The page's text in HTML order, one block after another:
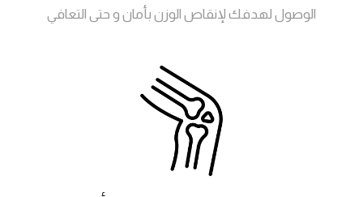
الوصول لهدفك لإنقاص الوزن بأمان و حتى التعافي